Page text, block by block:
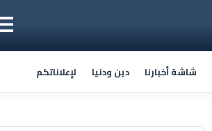
شاشة أخبارنا دين ودنيا لإعلاناتكم